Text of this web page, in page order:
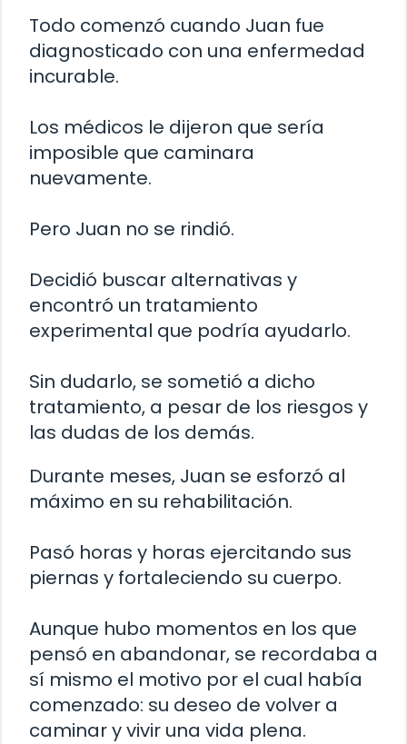
Todo comenzó cuando Juan fue
diagnosticado con una enfermedad
incurable.
Los médicos le dijeron que sería
imposible que caminara
nuevamente.
Pero Juan no se rindió.
Decidió buscar alternativas y
encontró un tratamiento
experimental que podría ayudarlo.
Sin dudarlo, se sometió a dicho
tratamiento, a pesar de los riesgos y
las dudas de los demás.
Durante meses, Juan se esforzó al
máximo en su rehabilitación.
Pasó horas y horas ejercitando sus
piernas y fortaleciendo su cuerpo.
Aunque hubo momentos en los que
pensó en abandonar, se recordaba a
sí mismo el motivo por el cual había
comenzado: su deseo de volver a
caminar y vivir una vida plena.